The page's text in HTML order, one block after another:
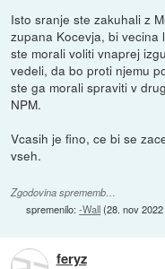
Isto sranje ste zakuhali z
zupana Kocevja, bi
ste morali voliti vnaprej
vedeli, da bo proti njemu
ste ga morali spraviti v
NPM.
Vcasih je fino, ce bi se
vseh.
Zgodovina sprememb…
spremenilo:-Wall(28. nov
feryz